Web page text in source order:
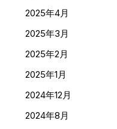
2025年4月
2025年3月
2025年2月
2025年1月
2024年12月
2024年8月